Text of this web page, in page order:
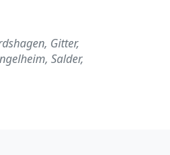
Gitter,
Salder,